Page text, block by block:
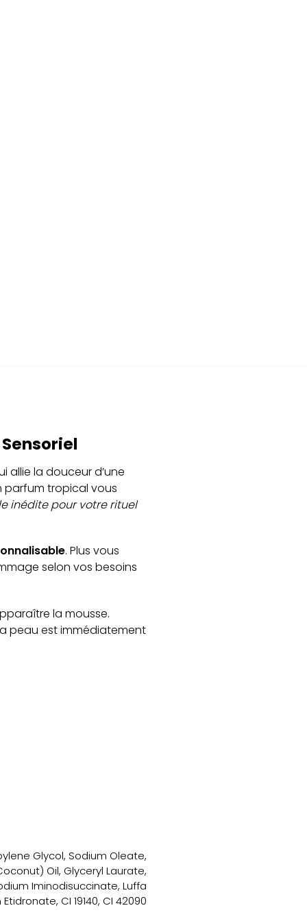
allie la douceur d’une
parfum tropical vous
inédite pour votre rituel
. Plus vous
selon vos besoins
la mousse.
peau est immédiatement
Glycol, Sodium Oleate,
Oil, Glyceryl Laurate,
Iminodisuccinate, Luffa
CI 19140, CI 42090